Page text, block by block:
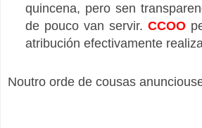
quincena, pero sen
de pouco van servir. CCOO
atribución efectivamente
Noutro orde de cousas